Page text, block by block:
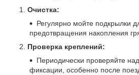
Очистка:
Регулярно мойте подкрылки
предотвращения накопления
Проверка креплений:
Периодически проверяйте
фиксации, особенно после